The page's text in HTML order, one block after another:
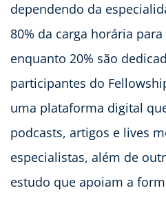
dependendo da
80% da carga horária
enquanto 20% são
participantes do
uma plataforma digital
podcasts, artigos e lives
especialistas, além de
estudo que apoiam a